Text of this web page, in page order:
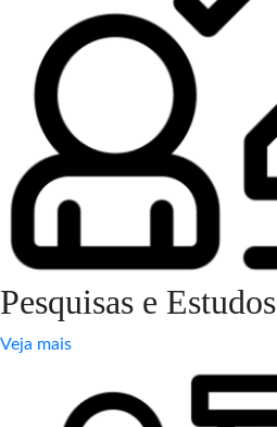
Pesquisas e Estudos
Veja mais